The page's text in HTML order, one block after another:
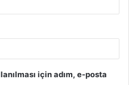
için adım, e-posta